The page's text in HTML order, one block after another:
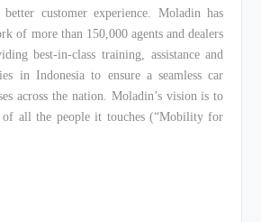
customer experience. Moladin has
of more than 150,000 agents and dealers
best-in-class training, assistance and
in Indonesia to ensure a seamless car
across the nation. Moladin’s vision is to
all the people it touches (“Mobility for